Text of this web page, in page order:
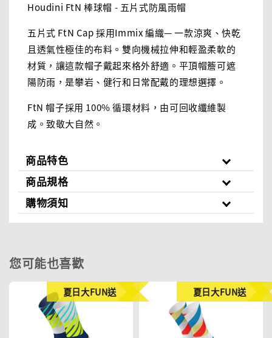
Houdini FtN 棒球帽 - 五片式防風雨帽
五片式 FtN Cap 採用Immix 編織— 一款涼爽、快乾
且透氣性極佳的布料。雙向機械拉伸和輕盈柔軟的
材質，讓這款帽子戴起來格外舒適。平頂帽簷可遮
陽防雨，是攀岩、健行和日常配戴的理想選擇。
FtN 帽子採用 100% 循環材料，由可回收纖維製
成。致敬大自然。
商品特色
商品規格
購物須知
您可能也喜歡
夏日大FUN送 夏日大FUN送